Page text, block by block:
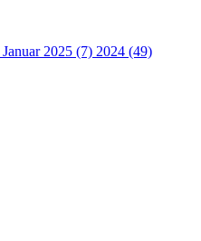
Januar 2025 (7) 2024 (49)